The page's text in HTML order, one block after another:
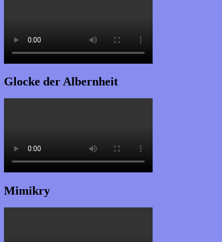
Glocke der Albernheit
Mimikry